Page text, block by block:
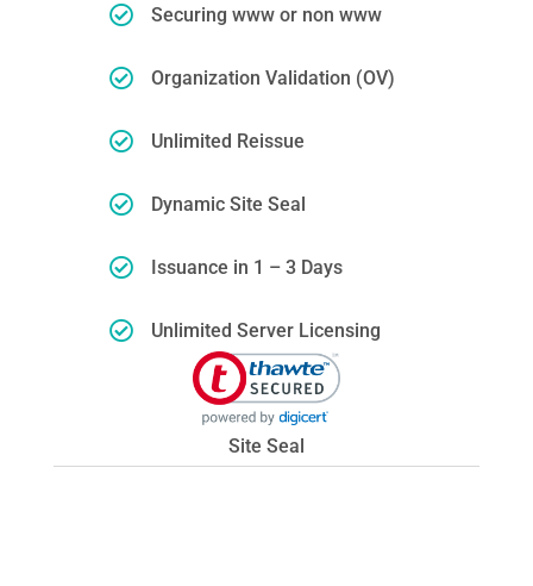
 Securing www or non www
 Organization Validation (OV)
 Unlimited Reissue
 Dynamic Site Seal
 Issuance in 1 – 3 Days
 Unlimited Server Licensing
Site Seal